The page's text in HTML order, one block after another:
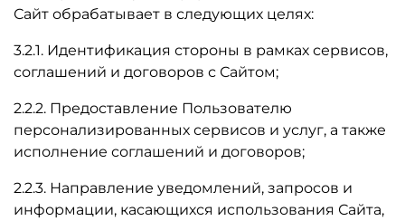
Сайт обрабатывает в следующих целях:
3.2.1. Идентификация стороны в рамках сервисов,
соглашений и договоров с Сайтом;
2.2.2. Предоставление Пользователю
персонализированных сервисов и услуг, а также
исполнение соглашений и договоров;
2.2.3. Направление уведомлений, запросов и
информации, касающихся использования Сайта,